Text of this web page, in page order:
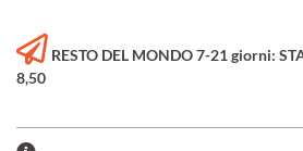
RESTO DEL MONDO 7-21 giorni:
8,50